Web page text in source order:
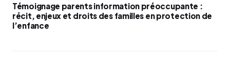
Témoignage parents information préoccupante :
récit, enjeux et droits des familles en protection de
l’enfance